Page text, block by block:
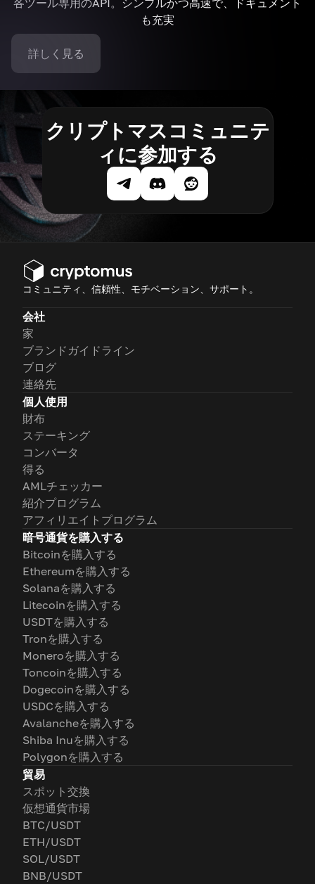
各ツール専用のAPI。シンプルかつ高速で、ドキュメント
も充実
詳しく見る
クリプトマスコミュニテ
ィに参加する
コミュニティ、信頼性、モチベーション、サポート。
会社
家
ブランドガイドライン
ブログ
連絡先
個人使用
財布
ステーキング
コンバータ
得る
AMLチェッカー
紹介プログラム
アフィリエイトプログラム
暗号通貨を購入する
Bitcoinを購入する
Ethereumを購入する
Solanaを購入する
Litecoinを購入する
USDTを購入する
Tronを購入する
Moneroを購入する
Toncoinを購入する
Dogecoinを購入する
USDCを購入する
Avalancheを購入する
Shiba Inuを購入する
Polygonを購入する
貿易
スポット交換
仮想通貨市場
BTC/USDT
ETH/USDT
SOL/USDT
BNB/USDT